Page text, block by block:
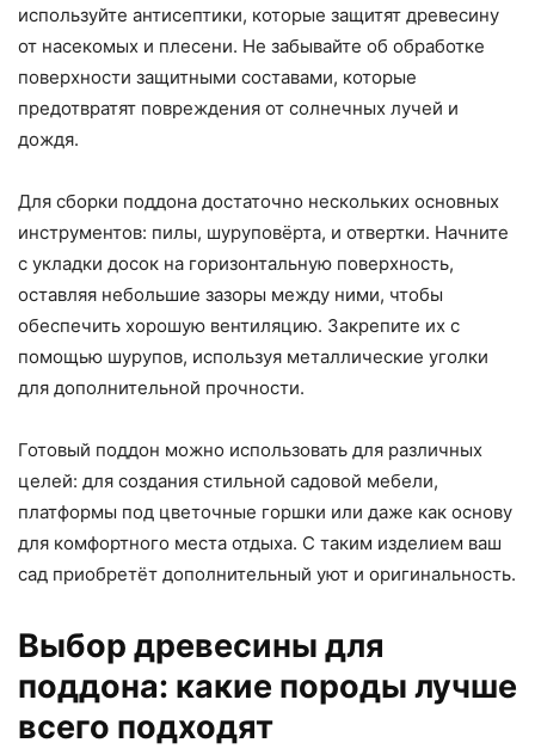
используйте антисептики, которые защитят древесину
от насекомых и плесени. Не забывайте об обработке
поверхности защитными составами, которые
предотвратят повреждения от солнечных лучей и
дождя.
Для сборки поддона достаточно нескольких основных
инструментов: пилы, шуруповёрта, и отвертки. Начните
с укладки досок на горизонтальную поверхность,
оставляя небольшие зазоры между ними, чтобы
обеспечить хорошую вентиляцию. Закрепите их с
помощью шурупов, используя металлические уголки
для дополнительной прочности.
Готовый поддон можно использовать для различных
целей: для создания стильной садовой мебели,
платформы под цветочные горшки или даже как основу
для комфортного места отдыха. С таким изделием ваш
сад приобретёт дополнительный уют и оригинальность.
Выбор древесины для
поддона: какие породы лучше
всего подходят